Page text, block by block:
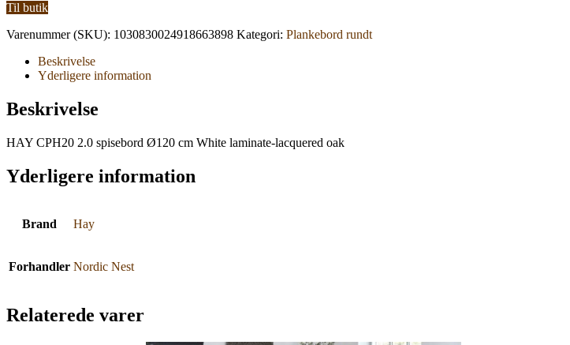
Til butik
Varenummer (SKU): 1030830024918663898 Kategori: Plankebord rundt
Beskrivelse
Yderligere information
Beskrivelse
HAY CPH20 2.0 spisebord Ø120 cm White laminate-lacquered oak
Yderligere information
Brand Hay
Forhandler Nordic Nest
Relaterede varer